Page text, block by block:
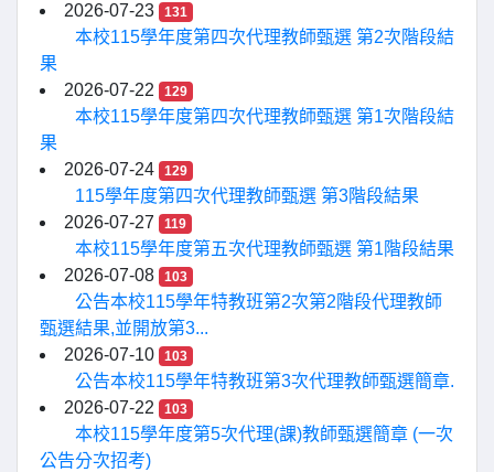
2026-07-23
131
本校115學年度第四次代理教師甄選 第2次階段結
果
2026-07-22
129
本校115學年度第四次代理教師甄選 第1次階段結
果
2026-07-24
129
115學年度第四次代理教師甄選 第3階段結果
2026-07-27
119
本校115學年度第五次代理教師甄選 第1階段結果
2026-07-08
103
公告本校115學年特教班第2次第2階段代理教師
甄選結果,並開放第3...
2026-07-10
103
公告本校115學年特教班第3次代理教師甄選簡章.
2026-07-22
103
本校115學年度第5次代理(課)教師甄選簡章 (一次
公告分次招考)